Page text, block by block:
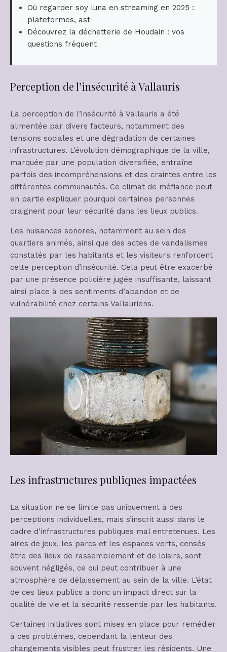
Où regarder soy luna en streaming en 2025 :
plateformes, ast
Découvrez la déchetterie de Houdain : vos
questions fréquent
Perception de l’insécurité à Vallauris
La perception de l’insécurité à Vallauris a été
alimentée par divers facteurs, notamment des
tensions sociales et une dégradation de certaines
infrastructures. L’évolution démographique de la ville,
marquée par une population diversifiée, entraîne
parfois des incompréhensions et des craintes entre les
différentes communautés. Ce climat de méfiance peut
en partie expliquer pourquoi certaines personnes
craignent pour leur sécurité dans les lieux publics.
Les nuisances sonores, notamment au sein des
quartiers animés, ainsi que des actes de vandalismes
constatés par les habitants et les visiteurs renforcent
cette perception d’insécurité. Cela peut être exacerbé
par une présence policière jugée insuffisante, laissant
ainsi place à des sentiments d’abandon et de
vulnérabilité chez certains Vallauriens.
Les infrastructures publiques impactées
La situation ne se limite pas uniquement à des
perceptions individuelles, mais s’inscrit aussi dans le
cadre d’infrastructures publiques mal entretenues. Les
aires de jeux, les parcs et les espaces verts, censés
être des lieux de rassemblement et de loisirs, sont
souvent négligés, ce qui peut contribuer à une
atmosphère de délaissement au sein de la ville. L’état
de ces lieux publics a donc un impact direct sur la
qualité de vie et la sécurité ressentie par les habitants.
Certaines initiatives sont mises en place pour remédier
à ces problèmes, cependant la lenteur des
changements visibles peut frustrer les résidents. Une